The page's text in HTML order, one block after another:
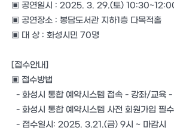
▣ 공연일시 : 2025. 3. 29.(토)
▣ 공연장소 : 봉담도서관 지하1층 다목적홀
▣ 대 상 : 화성시민 70명
[접수안내]
▣ 접수방법
- 화성시 통합 예약시스템 접속 - 강좌/교육 -
- 화성시 통합 예약시스템 사전 회원가입 필수
- 접수일시: 2025. 3.21.(금) 9시 ~ 마감시